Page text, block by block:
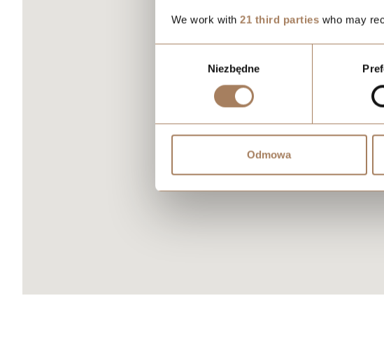
We work with 21 third parties who may
Niezbędne
Odmowa